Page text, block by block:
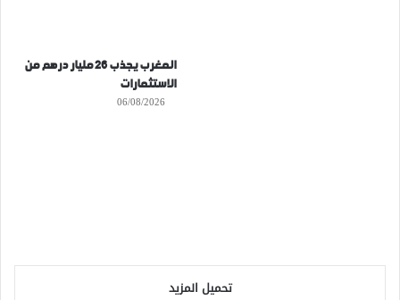
المغرب يجذب 26 مليار درهم من
الاستثمارات
06/08/2026
تحميل المزيد